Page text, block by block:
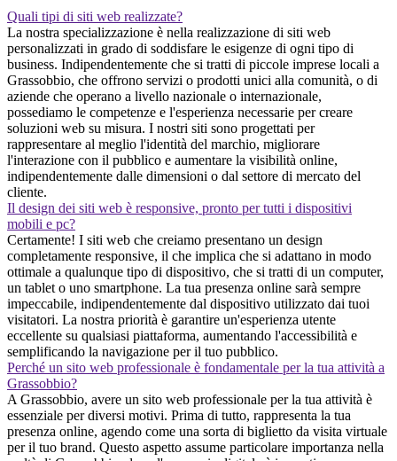
Quali tipi di siti web realizzate?
La nostra specializzazione è nella realizzazione di siti web
personalizzati in grado di soddisfare le esigenze di ogni tipo di
business. Indipendentemente che si tratti di piccole imprese locali a
Grassobbio, che offrono servizi o prodotti unici alla comunità, o di
aziende che operano a livello nazionale o internazionale,
possediamo le competenze e l'esperienza necessarie per creare
soluzioni web su misura. I nostri siti sono progettati per
rappresentare al meglio l'identità del marchio, migliorare
l'interazione con il pubblico e aumentare la visibilità online,
indipendentemente dalle dimensioni o dal settore di mercato del
cliente.
Il design dei siti web è responsive, pronto per tutti i dispositivi
mobili e pc?
Certamente! I siti web che creiamo presentano un design
completamente responsive, il che implica che si adattano in modo
ottimale a qualunque tipo di dispositivo, che si tratti di un computer,
un tablet o uno smartphone. La tua presenza online sarà sempre
impeccabile, indipendentemente dal dispositivo utilizzato dai tuoi
visitatori. La nostra priorità è garantire un'esperienza utente
eccellente su qualsiasi piattaforma, aumentando l'accessibilità e
semplificando la navigazione per il tuo pubblico.
Perché un sito web professionale è fondamentale per la tua attività a
Grassobbio?
A Grassobbio, avere un sito web professionale per la tua attività è
essenziale per diversi motivi. Prima di tutto, rappresenta la tua
presenza online, agendo come una sorta di biglietto da visita virtuale
per il tuo brand. Questo aspetto assume particolare importanza nella